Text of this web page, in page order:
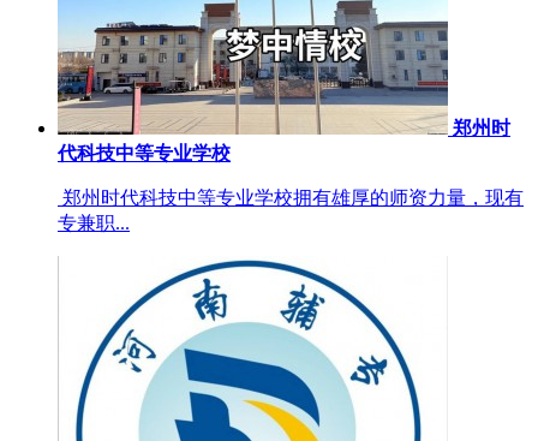
郑州时
代科技中等专业学校
郑州时代科技中等专业学校拥有雄厚的师资力量，现有
专兼职...